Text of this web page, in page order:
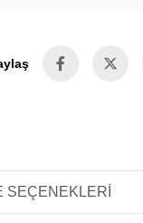
SEÇENEKLERI